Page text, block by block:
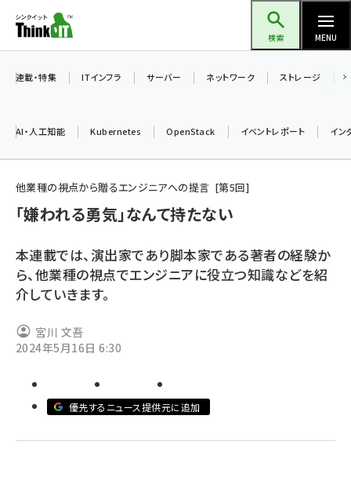
ン
ツ
検索 MENU
加藤銘のチーム貢献～仲間と築いた勝利の絆～ (2338)
北海道をのんびり旅する晴山佳須夫のヒント集！ (2060)
drupal (1973)
abc123 (1376)
ai crunch (1370)
連載・特集 ITインフラ サーバー ネットワーク ストレージ
AI・人工知能 Kubernetes OpenStack イベントレポート イン
他業種の視点から贈るエンジニアへの提言 第5回
「嫌われる勇気」なんて持たない
本連載では、演出家であり脚本家である著者の経験か
ら、他業種の視点でエンジニアに役立つ知識などを紹
介していきます。
宮川 文吾
2024年5月16日 6:30
優先するニュース提供元に追加